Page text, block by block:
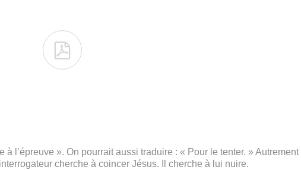

l’épreuve ». On pourrait aussi traduire : « Pour le tenter. » Autrement
cherche à coincer Jésus. Il cherche à lui nuire.